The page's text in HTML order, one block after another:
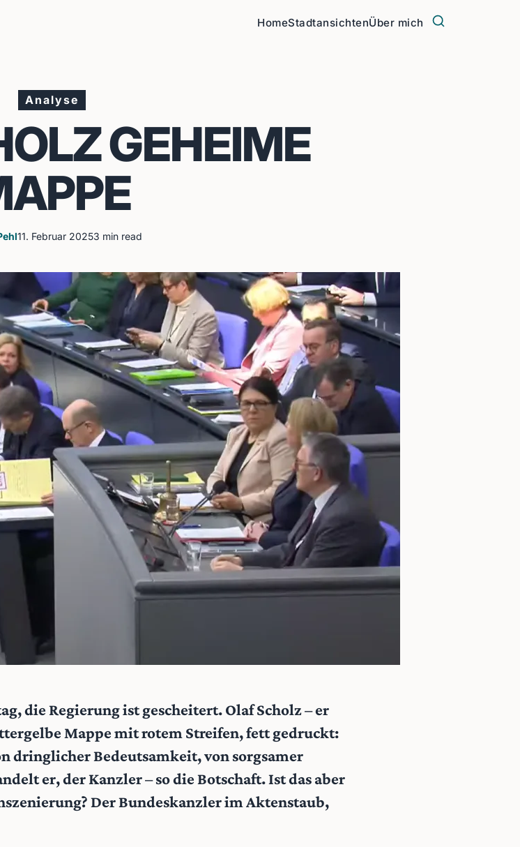
HomeStadtansichtenÜber mich
Analyse
GEHEIME
11. Februar 20253 min read
die Regierung ist gescheitert. Olaf Scholz – er
Mappe mit rotem Streifen, fett gedruckt:
dringlicher Bedeutsamkeit, von sorgsamer
er, der Kanzler – so die Botschaft. Ist das aber
Der Bundeskanzler im Aktenstaub,